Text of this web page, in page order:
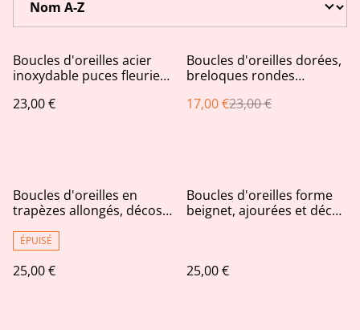
Boucles d'oreilles acier
inoxydable puces fleuries
23,00 €
%
Boucles d'oreilles dorées,
breloques rondes
bâtonnets crèmes
17,00 €23,00 €
Boucles d'oreilles en
trapèzes allongés, décos
claires
ÉPUISÉ
25,00 €
Boucles d'oreilles forme
beignet, ajourées et décos
25,00 €